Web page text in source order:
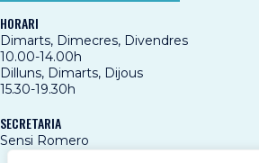
HORARI
Dimarts, Dimecres, Divendres
10.00-14.00h
Dilluns, Dimarts, Dijous
15.30-19.30h
SECRETARIA
Sensi Romero